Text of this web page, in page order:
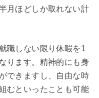
月ほどしか取れない計
職しない限り休暇を1
ります。精神的にも身
できますし、自由な時
むといったことも可能